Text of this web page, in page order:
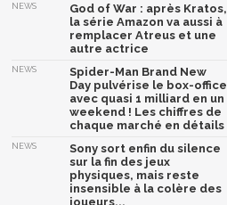
NEWS
God of War : après Kratos,
la série Amazon va aussi à
remplacer Atreus et une
autre actrice
NEWS
Spider-Man Brand New
Day pulvérise le box-office
avec quasi 1 milliard en un
weekend ! Les chiffres de
chaque marché en détails
NEWS
Sony sort enfin du silence
sur la fin des jeux
physiques, mais reste
insensible à la colère des
joueurs...